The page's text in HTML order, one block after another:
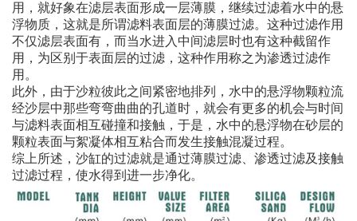
用，就好象在滤层表面形成一层薄膜，继续过滤着水中的悬
浮物质，这就是所谓滤料表面层的薄膜过滤。这种过滤作用
不仅滤层表面有，而当水进入中间滤层时也有这种截留作
用，为区别于表面层的过滤，这种作用称之为渗透过滤作
用。
此外，由于沙粒彼此之间紧密地排列，水中的悬浮物颗粒流
经沙层中那些弯弯曲曲的孔道时，就会有更多的机会与时间
与滤料表面相互碰撞和接触，于是，水中的悬浮物在砂层的
颗粒表面与絮凝体相互粘合而发生接触混凝过程。
综上所述，沙缸的过滤就是通过薄膜过滤、渗透过滤及接触
过滤过程，使水得到进一步净化。